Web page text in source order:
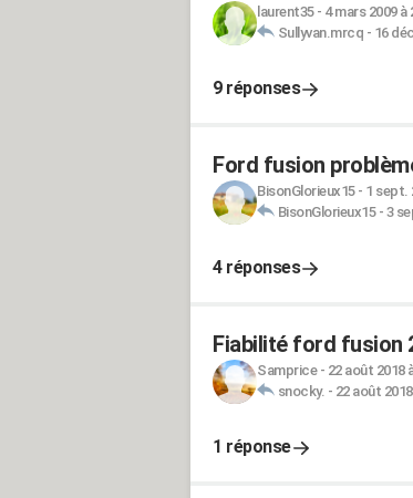
laurent35- 4 mars 2009 à
Sullyvan.mrcq - 16
9 réponses
Ford fusion
BisonGlorieux15- 1 sept.
BisonGlorieux15- 3
4 réponses
Fiabilité ford fusion
Samprice- 22 août 2018
snocky. - 22 août
1 réponse